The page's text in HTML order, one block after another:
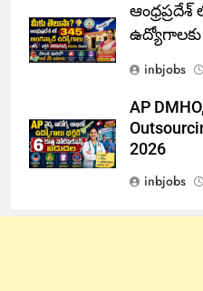
inbjobs
AP
2026
inbjobs